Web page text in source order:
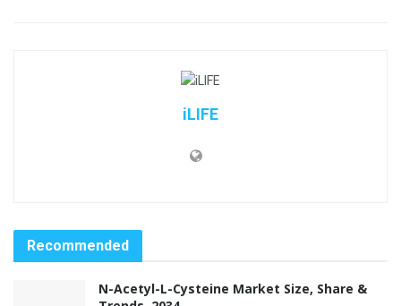
iLIFE
Recommended
N-Acetyl-L-Cysteine Market Size, Share &